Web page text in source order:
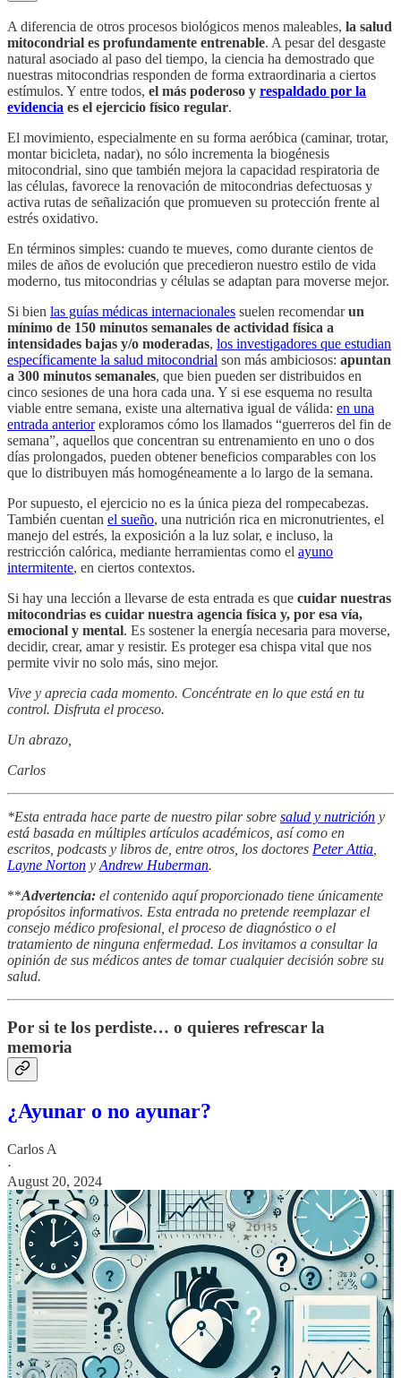
A diferencia de otros procesos biológicos menos maleables, la salud
mitocondrial es profundamente entrenable. A pesar del desgaste
natural asociado al paso del tiempo, la ciencia ha demostrado que
nuestras mitocondrias responden de forma extraordinaria a ciertos
estímulos. Y entre todos, el más poderoso y respaldado por la
evidencia es el ejercicio físico regular.
El movimiento, especialmente en su forma aeróbica (caminar, trotar,
montar bicicleta, nadar), no sólo incrementa la biogénesis
mitocondrial, sino que también mejora la capacidad respiratoria de
las células, favorece la renovación de mitocondrias defectuosas y
activa rutas de señalización que promueven su protección frente al
estrés oxidativo.
En términos simples: cuando te mueves, como durante cientos de
miles de años de evolución que precedieron nuestro estilo de vida
moderno, tus mitocondrias y células se adaptan para moverse mejor.
Si bien las guías médicas internacionales suelen recomendarun
mínimo de 150 minutos semanales de actividad física a
intensidades bajas y/o moderadas, los investigadores que estudian
específicamente la salud mitocondrial son más ambiciosos: apuntan
a 300 minutos semanales, que bien pueden ser distribuidos en
cinco sesiones de una hora cada una. Y si ese esquema no resulta
viable entre semana, existe una alternativa igual de válida: en una
entrada anteriorexploramos cómo los llamados “guerreros del fin de
semana”, aquellos que concentran su entrenamiento en uno o dos
días prolongados, pueden obtener beneficios comparables con los
que lo distribuyen más homogéneamente a lo largo de la semana.
Por supuesto, el ejercicio no es la única pieza del rompecabezas.
También cuentan el sueño, una nutrición rica en micronutrientes, el
manejo del estrés, la exposición a la luz solar, e incluso, la
restricción calórica, mediante herramientas como el ayuno
intermitente, en ciertos contextos.
Si hay una lección a llevarse de esta entrada es que cuidar nuestras
mitocondrias es cuidar nuestra agencia física y, por esa vía,
emocional y mental. Es sostener la energía necesaria para moverse,
decidir, crear, amar y resistir. Es proteger esa chispa vital que nos
permite vivir no solo más, sino mejor.
Vive y aprecia cada momento. Concéntrate en lo que está en tu
control. Disfruta el proceso.
Un abrazo,
Carlos
*Esta entrada hace parte de nuestro pilar sobre salud y nutrición y
está basada en múltiples artículos académicos, así como en
escritos, podcasts y libros de, entre otros, los doctores Peter Attia
Layne Norton y Andrew Huberman.
**Advertencia: el contenido aquí proporcionado tiene únicamente
propósitos informativos. Esta entrada no pretende reemplazar el
consejo médico profesional, el proceso de diagnóstico o el
tratamiento de ninguna enfermedad. Los invitamos a consultar la
opinión de sus médicos antes de tomar cualquier decisión sobre su
salud.
Por si te los perdiste… o quieres refrescar la
memoria
¿Ayunar o no ayunar?
Carlos A
·
August 20, 2024